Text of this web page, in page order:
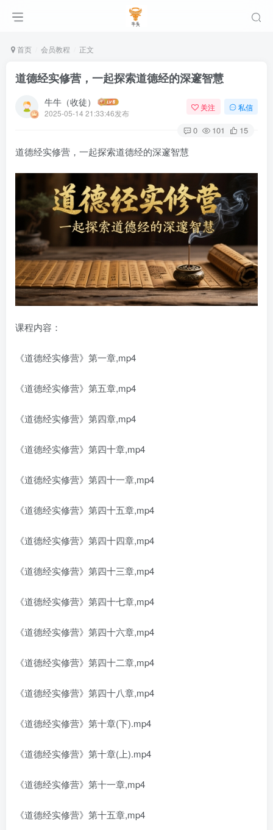
首页 会员教程 正文
道德经实修营，一起探索道德经的深邃智慧
牛牛（收徒）
2025-05-14 21:33:46发布
关注 私信
0 101 15
道德经实修营，一起探索道德经的深邃智慧
课程内容：
《道德经实修营》第一章,mp4
《道德经实修营》第五章,mp4
《道德经实修营》第四章,mp4
《道德经实修营》第四十章,mp4
《道德经实修营》第四十一章,mp4
《道德经实修营》第四十五章,mp4
《道德经实修营》第四十四章,mp4
《道德经实修营》第四十三章,mp4
《道德经实修营》第四十七章,mp4
《道德经实修营》第四十六章,mp4
《道德经实修营》第四十二章,mp4
《道德经实修营》第四十八章,mp4
《道德经实修营》第十章(下).mp4
《道德经实修营》第十章(上).mp4
《道德经实修营》第十一章,mp4
《道德经实修营》第十五章,mp4